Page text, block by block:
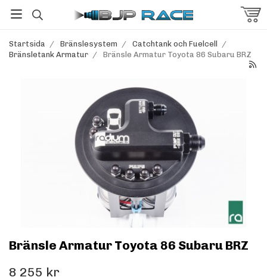
Startsida / Bränslesystem / Catchtank och Fuelcell
/
Bränsletank Armatur / Bränsle Armatur Toyota 86 Subaru BRZ
Bränsle Armatur Toyota 86 Subaru BRZ
8 255 kr